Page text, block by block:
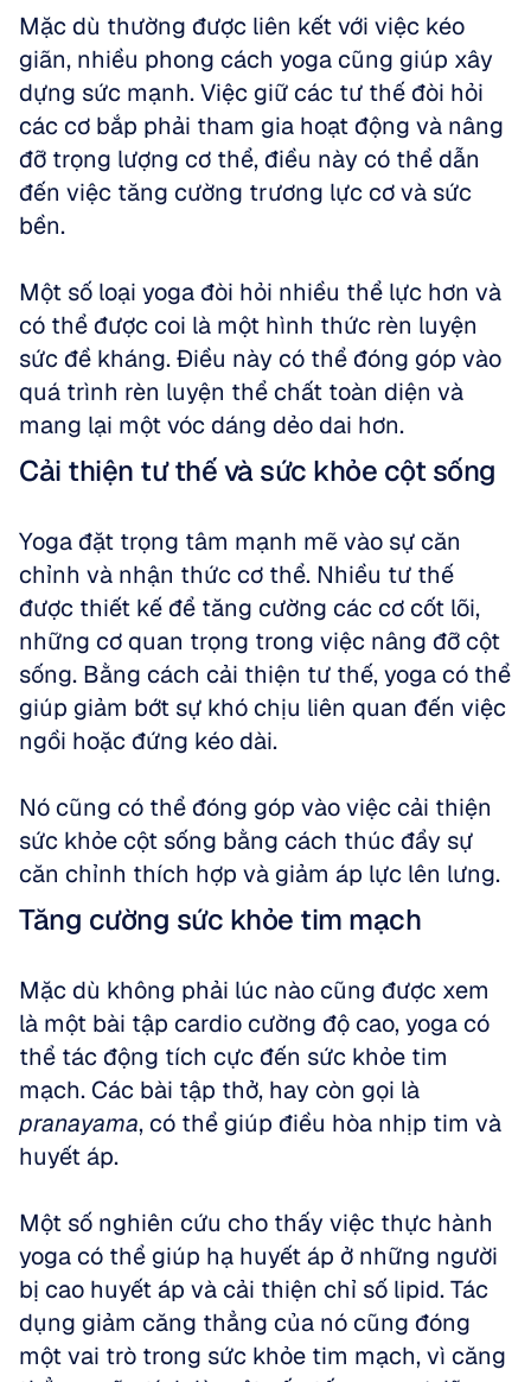
Mặc dù thường được liên kết với việc kéo
giãn, nhiều phong cách yoga cũng giúp xây
dựng sức mạnh. Việc giữ các tư thế đòi hỏi
các cơ bắp phải tham gia hoạt động và nâng
đỡ trọng lượng cơ thể, điều này có thể dẫn
đến việc tăng cường trương lực cơ và sức
bền.
Một số loại yoga đòi hỏi nhiều thể lực hơn và
có thể được coi là một hình thức rèn luyện
sức đề kháng. Điều này có thể đóng góp vào
quá trình rèn luyện thể chất toàn diện và
mang lại một vóc dáng dẻo dai hơn.
Cải thiện tư thế và sức khỏe cột sống
Yoga đặt trọng tâm mạnh mẽ vào sự căn
chỉnh và nhận thức cơ thể. Nhiều tư thế
được thiết kế để tăng cường các cơ cốt lõi,
những cơ quan trọng trong việc nâng đỡ cột
sống. Bằng cách cải thiện tư thế, yoga có thể
giúp giảm bớt sự khó chịu liên quan đến việc
ngồi hoặc đứng kéo dài.
Nó cũng có thể đóng góp vào việc cải thiện
sức khỏe cột sống bằng cách thúc đẩy sự
căn chỉnh thích hợp và giảm áp lực lên lưng.
Tăng cường sức khỏe tim mạch
Mặc dù không phải lúc nào cũng được xem
là một bài tập cardio cường độ cao, yoga có
thể tác động tích cực đến sức khỏe tim
pranayama, có thể giúp điều hòa nhịp tim và
huyết áp.
Một số nghiên cứu cho thấy việc thực hành
yoga có thể giúp hạ huyết áp ở những người
bị cao huyết áp và cải thiện chỉ số lipid. Tác
dụng giảm căng thẳng của nó cũng đóng
một vai trò trong sức khỏe tim mạch, vì căng